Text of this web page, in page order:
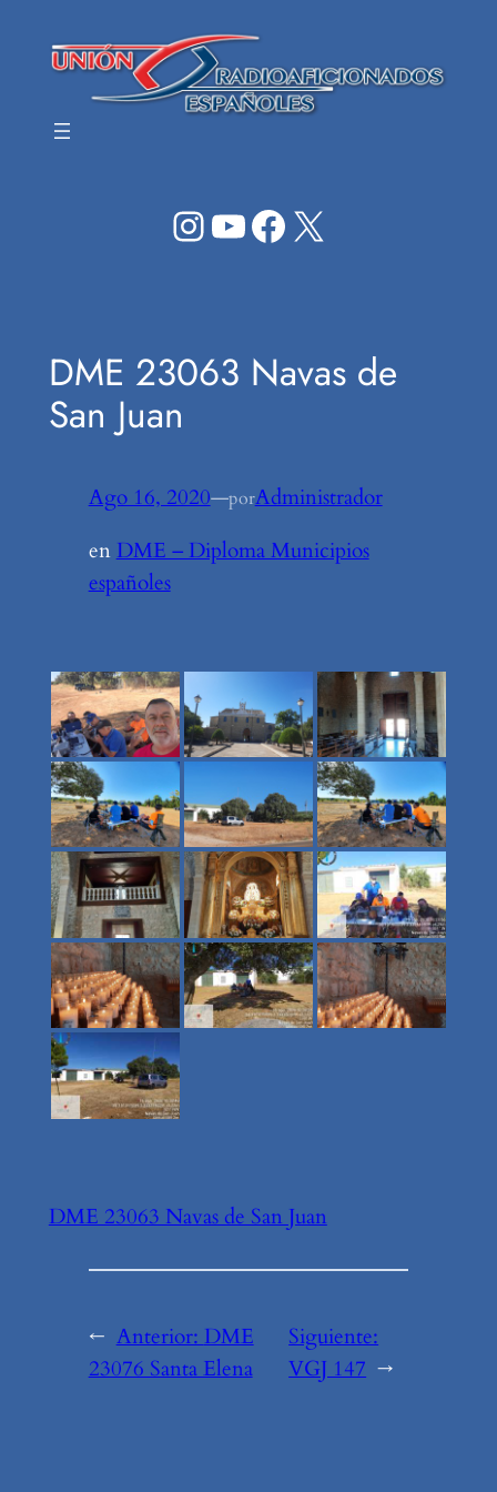
Instagram
YouTube
Facebook
X
DME 23063 Navas de
San Juan
Ago 16, 2020—porAdministrador
enDME – Diploma Municipios
españoles
DME 23063 Navas de San Juan
← Anterior: DME
23076 Santa Elena
Siguiente:
VGJ 147 →